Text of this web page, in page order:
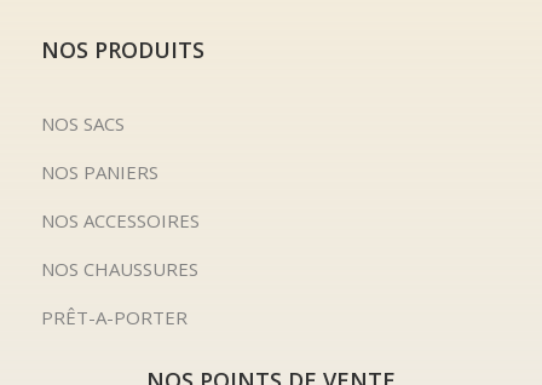
NOS PRODUITS
NOS SACS
NOS PANIERS
NOS ACCESSOIRES
NOS CHAUSSURES
PRÊT-A-PORTER